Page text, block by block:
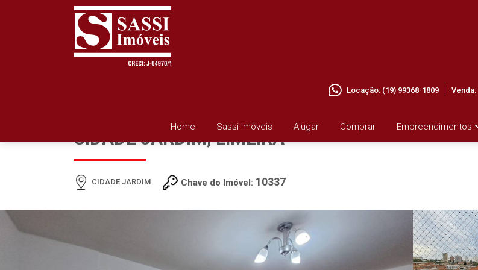
Home Sassi Imóveis Alugar Comprar Empreendimentos
Locação: (19) 99368-1809 Venda:
CIDADE JARDIM, LIMEIRA
CIDADE JARDIM Chave do Imóvel: 10337